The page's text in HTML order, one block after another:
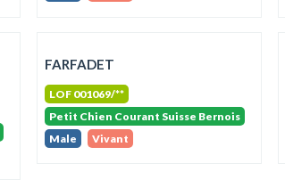
FARFADET
LOF 001069/**
Petit Chien Courant Suisse Bernois
Male
Vivant